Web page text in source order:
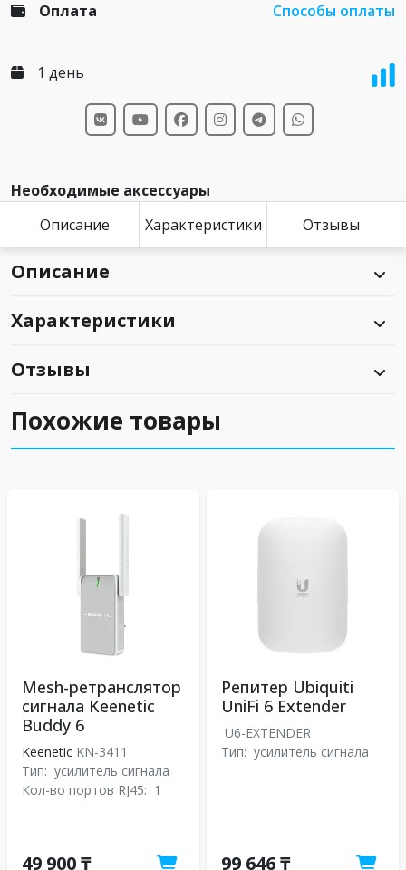
Оплата Способы оплаты
1 день
Необходимые аксессуары
Описание
Характеристики Отзывы
Описание
Характеристики
Отзывы
Похожие товары
Mesh-ретранслятор
сигнала Keenetic
Buddy 6
Keenetic KN-3411
Тип: усилитель сигнала
Кол-во портов RJ45: 1
49 900 ₸
Репитер Ubiquiti
UniFi 6 Extender
U6-EXTENDER
Тип: усилитель сигнала
99 646 ₸